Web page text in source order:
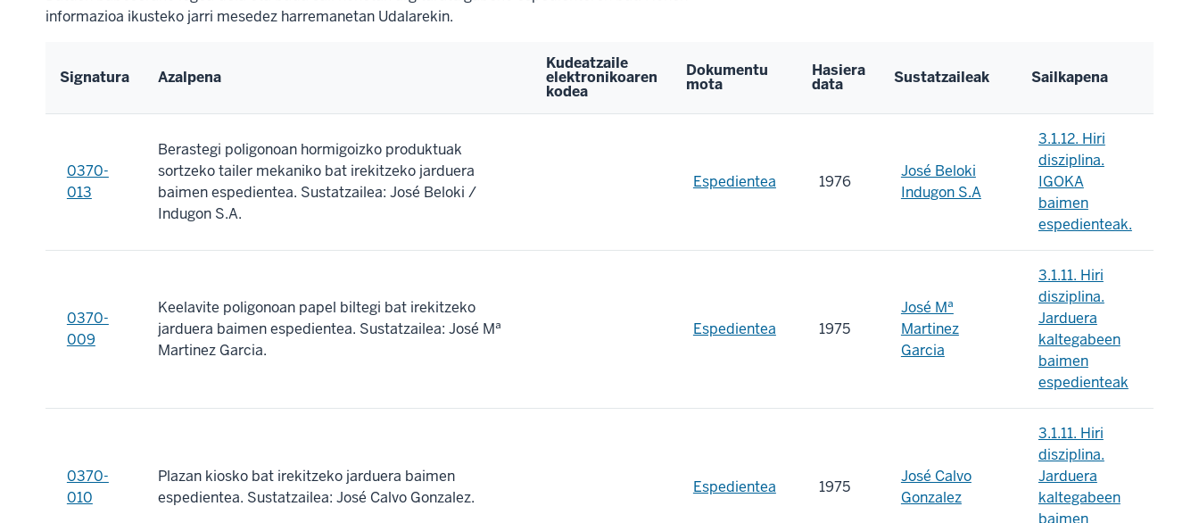
informazioa ikusteko jarri mesedez harremanetan Udalarekin.
Signatura Azalpena
Kudeatzaile
elektronikoaren
kodea
Dokumentu
mota
Hasiera
data Sustatzaileak Sailkapena
0370-
013
Berastegi poligonoan hormigoizko produktuak
sortzeko tailer mekaniko bat irekitzeko jarduera
baimen espedientea. Sustatzailea: José Beloki /
Indugon S.A.
Espedientea 1976
José Beloki
Indugon S.A
3.1.12. Hiri
disziplina.
IGOKA
baimen
espedienteak.
0370-
009
Keelavite poligonoan papel biltegi bat irekitzeko
jarduera baimen espedientea. Sustatzailea: José Mª
Marti­nez Garci­a.
Espedientea 1975
José Mª
Marti­nez
Garci­a
3.1.11. Hiri
disziplina.
Jarduera
kaltegabeen
baimen
espedienteak
0370-
010
Plazan kiosko bat irekitzeko jarduera baimen
espedientea. Sustatzailea: José Calvo Gonzalez.
Espedientea 1975
José Calvo
Gonzalez
3.1.11. Hiri
disziplina.
Jarduera
kaltegabeen
baimen